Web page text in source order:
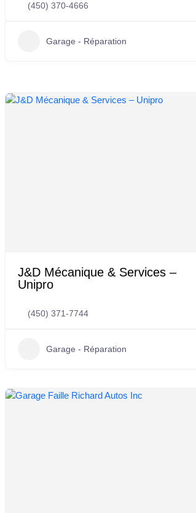
(450) 370-4666
Garage - Réparation
J&D Mécanique & Services –
Unipro
(450) 371-7744
Garage - Réparation